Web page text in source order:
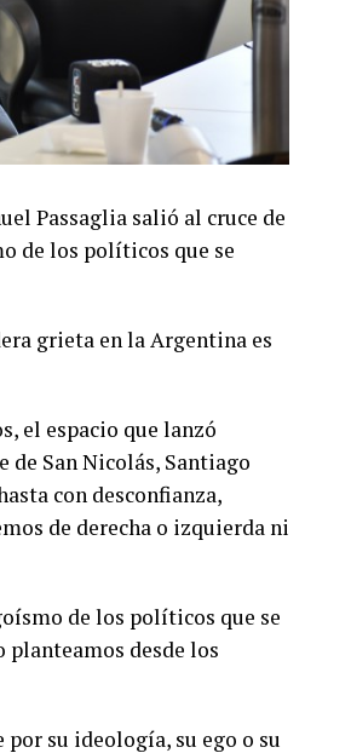
Passaglia salió al cruce de
de los políticos que se
grieta en la Argentina es
el espacio que lanzó
San Nicolás, Santiago
con desconfianza,
de derecha o izquierda ni
de los políticos que se
planteamos desde los
su ideología, su ego o su